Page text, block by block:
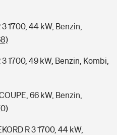
1700, 44 kW, Benzin,
1700, 49 kW, Benzin, Kombi,
66 kW, Benzin,
R 3 1700, 44 kW,